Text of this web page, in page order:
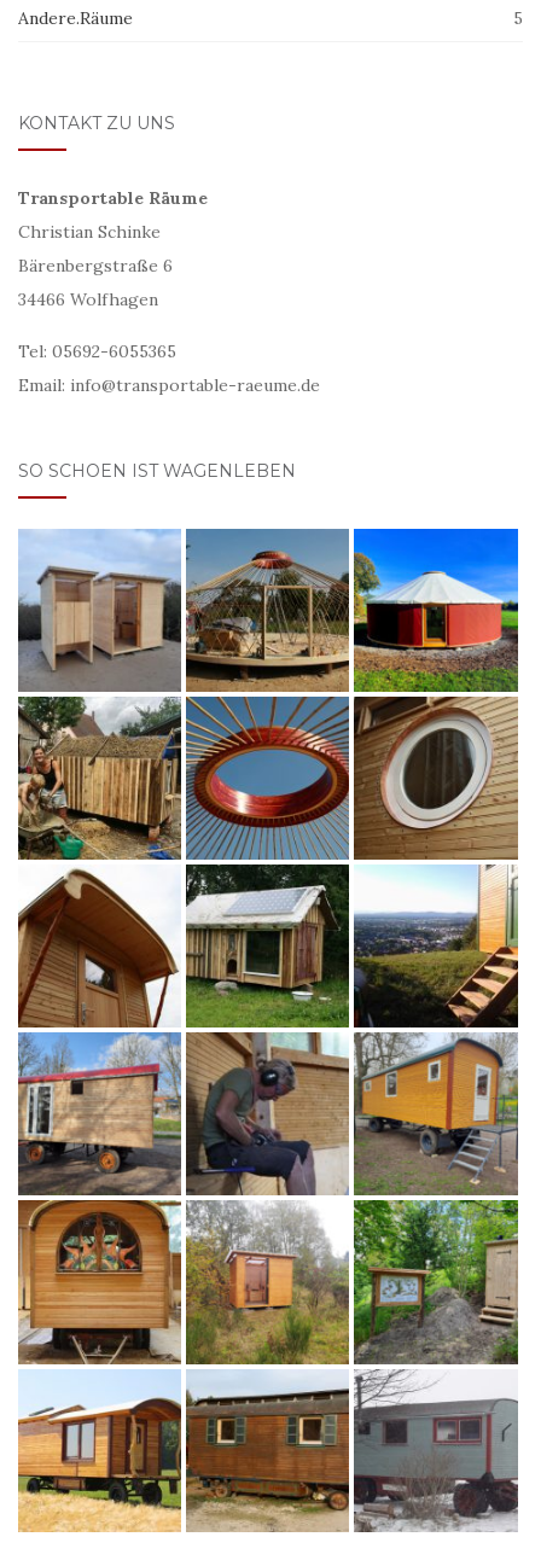
Andere.Räume 5
KONTAKT ZU UNS
Transportable Räume
Christian Schinke
Bärenbergstraße 6
34466 Wolfhagen
Tel: 05692-6055365
Email: info@transportable-raeume.de
SO SCHOEN IST WAGENLEBEN